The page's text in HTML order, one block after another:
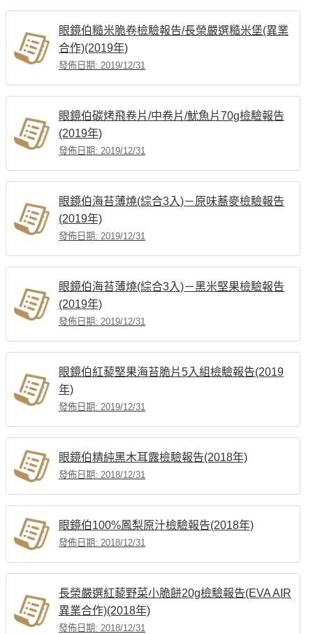
眼鏡伯糙米脆卷檢驗報告/長榮嚴選糙米堡(異業
合作)(2019年)
發佈日期: 2019/12/31
眼鏡伯碳烤飛卷片/中卷片/魷魚片70g檢驗報告
(2019年)
發佈日期: 2019/12/31
眼鏡伯海苔薄燒(綜合3入)－原味蕎麥檢驗報告
(2019年)
發佈日期: 2019/12/31
眼鏡伯海苔薄燒(綜合3入)－黑米堅果檢驗報告
(2019年)
發佈日期: 2019/12/31
眼鏡伯紅藜堅果海苔脆片5入組檢驗報告(2019
年)
發佈日期: 2019/12/31
眼鏡伯精純黑木耳露檢驗報告(2018年)
發佈日期: 2018/12/31
眼鏡伯100%鳳梨原汁檢驗報告(2018年)
發佈日期: 2018/12/31
長榮嚴選紅藜野菜小脆餅20g檢驗報告(EVA AIR
異業合作)(2018年)
發佈日期: 2018/12/31